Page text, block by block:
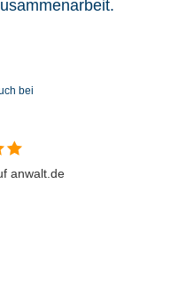
bei
anwalt.de